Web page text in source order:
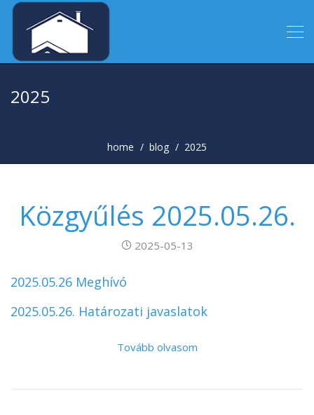
2025
home blog 2025
Közgyűlés 2025.05.26.
2025-05-13
2025.05.26 Meghívó
2025.05.26. Határozati javaslatok
Tovább olvasom